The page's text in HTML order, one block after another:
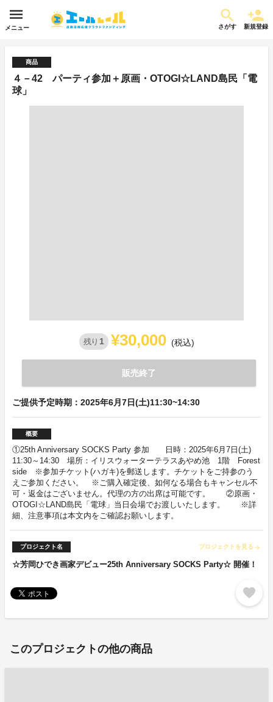
メニュー さがす 新規登録
商品
４－42 パーティ参加＋原画・OTOGI☆LAND島民「電
球」
残り 1 ¥30,000 (税込)
販売終了
ご提供予定時期：2025年6月7日(土)11:30~14:30
概要
①25th Anniversary SOCKS Party 参加 日時：2025年6月7日(土)
11:30～14:30 場所：イリスウォーターテラスあやめ池 1階 Forest
side ※参加チケット(ハガキ)を郵送します。チケットをご持参のう
えご参加ください。 ※ご購入確定後、如何なる場合もキャンセル不
可・返金はございません。代理の方の出席は可能です。 ②原画・
OTOGI☆LAND島民「電球」当日会場でお渡しいたします。 ※詳
細、注意事項は本文内をご確認お願いします。
プロジェクト名 プロジェクトを見る arrow_forward
☆芳岡ひでき画家デビュー25th Anniversary SOCKS Party☆ 開催！
favorite
このプロジェクトの他の商品